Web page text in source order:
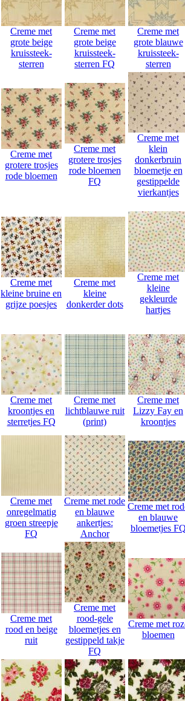
Creme met
grote beige
kruissteek-
sterren
Creme met
grote beige
kruissteek-
sterren FQ
Creme met
grote blauwe
kruissteek-
sterren
Creme met
grotere trosjes
rode bloemen
Creme met
grotere trosjes
rode bloemen
FQ
Creme met
klein
donkerbruin
bloemetje en
gestippelde
vierkantjes
Creme met
kleine bruine en
grijze poesjes
Creme met
kleine
donkerder dots
Creme met
kleine
gekleurde
hartjes
Creme met
kroontjes en
sterretjes FQ
Creme met
lichtblauwe ruit
(print)
Creme met
Lizzy Fay en
kroontjes
Creme met
onregelmatig
groen streepje
FQ
Creme met rode
en blauwe
ankertjes:
Anchor
Creme met
en blauwe
bloemetjes
Creme met
rood en beige
ruit
Creme met
rood-gele
bloemetjes en
gestippeld takje
FQ
Creme met
bloemen